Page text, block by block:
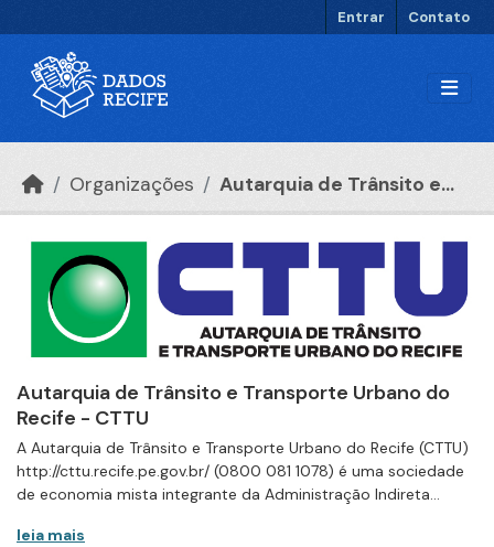
Entrar Contato
Organizações Autarquia de Trânsito e...
Autarquia de Trânsito e Transporte Urbano do
Recife - CTTU
A Autarquia de Trânsito e Transporte Urbano do Recife (CTTU)
http://cttu.recife.pe.gov.br/ (0800 081 1078) é uma sociedade
de economia mista integrante da Administração Indireta...
leia mais